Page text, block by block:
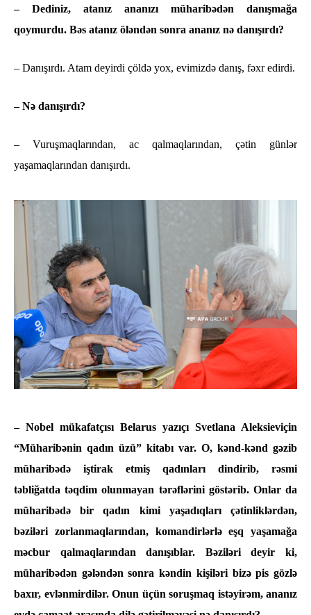
– Dediniz, atanız ananızı müharibədən danışmağa
qoymurdu. Bəs atanız öləndən sonra ananız nə danışırdı?
– Danışırdı. Atam deyirdi çöldə yox, evimizdə danış, fəxr edirdi.
– Nə danışırdı?
– Vuruşmaqlarından, ac qalmaqlarından, çətin günlər
yaşamaqlarından danışırdı.
– Nobel mükafatçısı Belarus yazıçı Svetlana Aleksieviçin
“Müharibənin qadın üzü” kitabı var. O, kənd-kənd gəzib
müharibədə iştirak etmiş qadınları dindirib, rəsmi
təbliğatda təqdim olunmayan tərəflərini göstərib. Onlar da
müharibədə bir qadın kimi yaşadıqları çətinliklərdən,
bəziləri zorlanmaqlarından, komandirlərlə eşq yaşamağa
məcbur qalmaqlarından danışıblar. Bəziləri deyir ki,
müharibədən gələndən sonra kəndin kişiləri bizə pis gözlə
baxır, evlənmirdilər. Onun üçün soruşmaq istəyirəm, ananız